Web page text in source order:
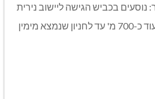
נוסעים בכביש הגישה ליישוב נירית
וממשיכים משער הכניסה עוד כ-700 מ' עד לחניון שנמצא מימין